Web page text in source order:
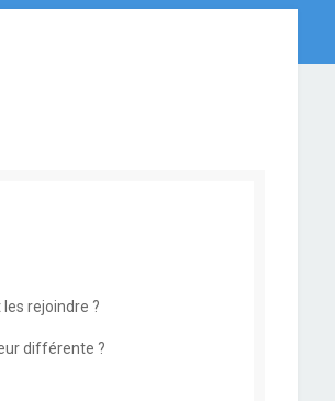
rejoindre ?
différente ?